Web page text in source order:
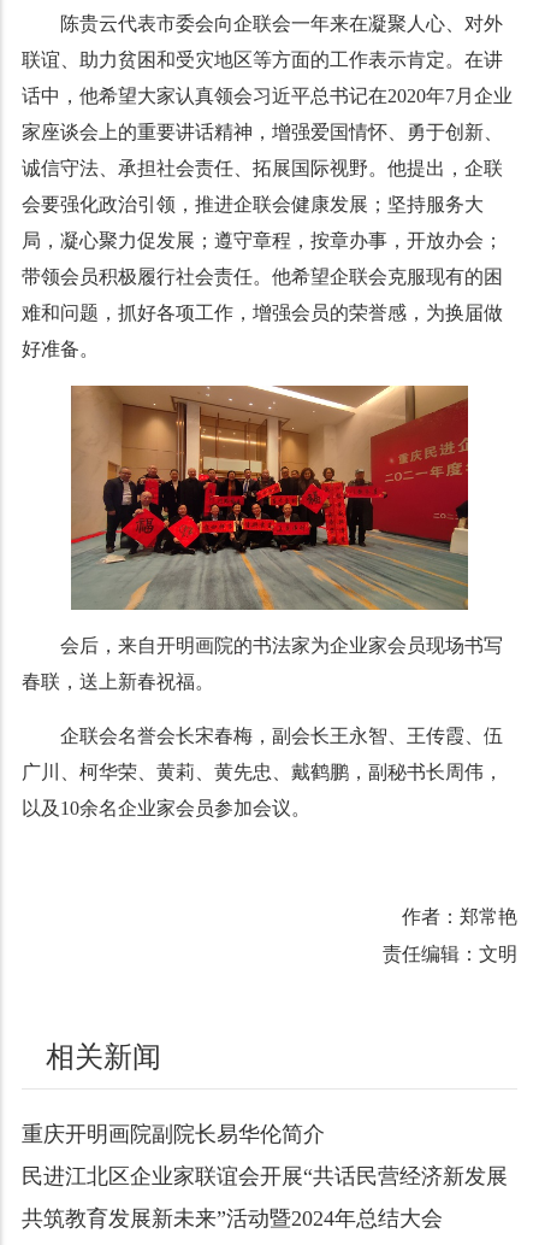
陈贵云代表市委会向企联会一年来在凝聚人心、对外
联谊、助力贫困和受灾地区等方面的工作表示肯定。在讲
话中，他希望大家认真领会习近平总书记在2020年7月企业
家座谈会上的重要讲话精神，增强爱国情怀、勇于创新、
诚信守法、承担社会责任、拓展国际视野。他提出，企联
会要强化政治引领，推进企联会健康发展；坚持服务大
局，凝心聚力促发展；遵守章程，按章办事，开放办会；
带领会员积极履行社会责任。他希望企联会克服现有的困
难和问题，抓好各项工作，增强会员的荣誉感，为换届做
好准备。
会后，来自开明画院的书法家为企业家会员现场书写
春联，送上新春祝福。
企联会名誉会长宋春梅，副会长王永智、王传霞、伍
广川、柯华荣、黄莉、黄先忠、戴鹤鹏，副秘书长周伟，
以及10余名企业家会员参加会议。
作者：郑常艳
责任编辑：文明
相关新闻
重庆开明画院副院长易华伦简介
民进江北区企业家联谊会开展“共话民营经济新发展
共筑教育发展新未来”活动暨2024年总结大会